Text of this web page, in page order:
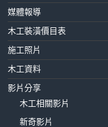
媒體報導
木工裝潢價目表
施工照片
木工資料
影片分享
木工相關影片
新奇影片